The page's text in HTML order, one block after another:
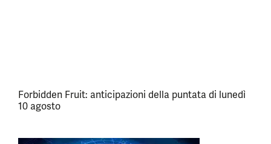
Forbidden Fruit: anticipazioni della puntata di lunedì
10 agosto